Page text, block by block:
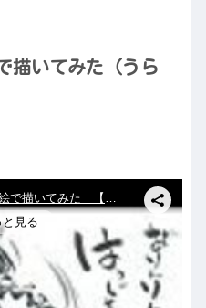
描いてみた（うら